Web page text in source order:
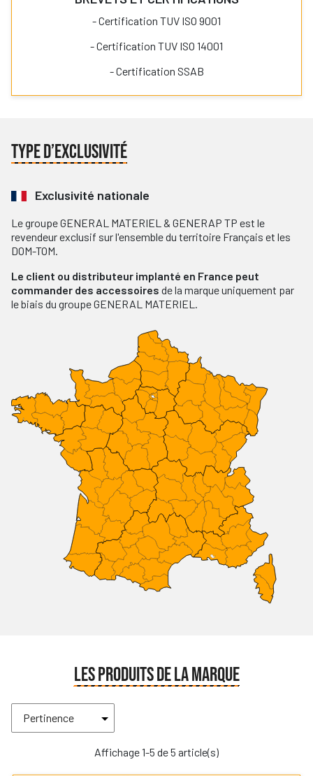
- Certification TUV ISO 9001
- Certification TUV ISO 14001
- Certification SSAB
TYPE D’EXCLUSIVITÉ
Exclusivité nationale
Le groupe GENERAL MATERIEL & GENERAP TP est le
revendeur exclusif sur l'ensemble du territoire Français et les
DOM-TOM.
Le client ou distributeur implanté en France peut
commander des accessoires de la marque uniquement par
le biais du groupe GENERAL MATERIEL.
LES PRODUITS DE LA MARQUE
Affichage 1-5 de 5 article(s)